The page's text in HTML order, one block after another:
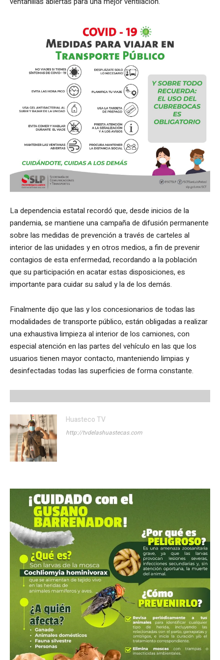
La dependencia estatal recordó que, desde inicios de la
pandemia, se mantiene una campaña de difusión permanente
sobre las medidas de prevención a través de carteles al
interior de las unidades y en otros medios, a fin de prevenir
contagios de esta enfermedad, recordando a la población
que su participación en acatar estas disposiciones, es
importante para cuidar su salud y la de los demás.
Finalmente dijo que las y los concesionarios de todas las
modalidades de transporte público, están obligadas a realizar
una exhaustiva limpieza al interior de los camiones, con
especial atención en las partes del vehículo en las que los
usuarios tienen mayor contacto, manteniendo limpias y
desinfectadas todas las superficies de forma constante.
Huasteco TV
http://tvdelashuastecas.com